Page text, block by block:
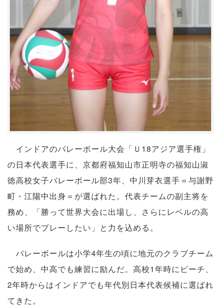
インドアのバレーボール大会「Ｕ18アジア選手権」
の日本代表選手に、京都府福知山市正明寺の福知山淑
徳高校女子バレーボール部3年、中川芽衣選手＝与謝野
町・江陽中出身＝が選ばれた。代表チームの副主将を
務め、「勝って世界大会に出場し、さらにレベルの高
い場所でプレーしたい」と力を込める。
バレーボールは小学4年生の頃に地元のクラブチーム
で始め、中高でも練習に励んだ。高校1年時にビーチ、
2年時からはインドアでも年代別日本代表候補に選ばれ
てきた。